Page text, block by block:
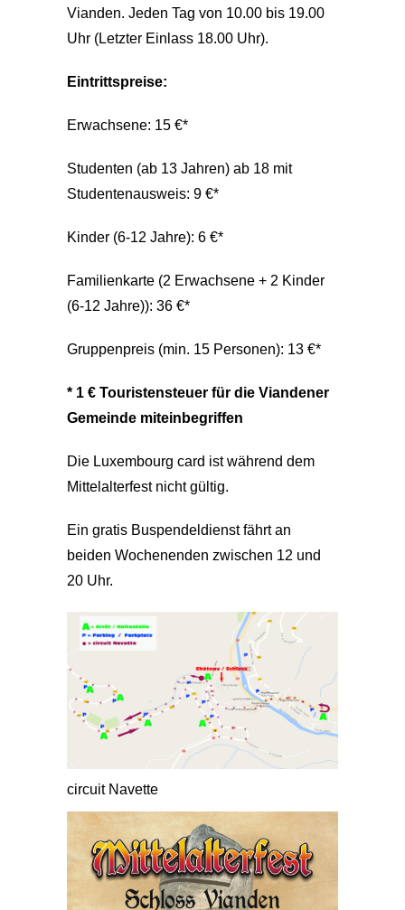
Vianden. Jeden Tag von 10.00 bis 19.00
Uhr (Letzter Einlass 18.00 Uhr).
Eintrittspreise:
Erwachsene: 15 €*
Studenten (ab 13 Jahren) ab 18 mit
Studentenausweis: 9 €*
Kinder (6-12 Jahre): 6 €*
Familienkarte (2 Erwachsene + 2 Kinder
(6-12 Jahre)): 36 €*
Gruppenpreis (min. 15 Personen): 13 €*
* 1 € Touristensteuer für die Viandener
Gemeinde miteinbegriffen
Die Luxembourg card ist während dem
Mittelalterfest nicht gültig.
Ein gratis Buspendeldienst fährt an
beiden Wochenenden zwischen 12 und
20 Uhr.
circuit Navette